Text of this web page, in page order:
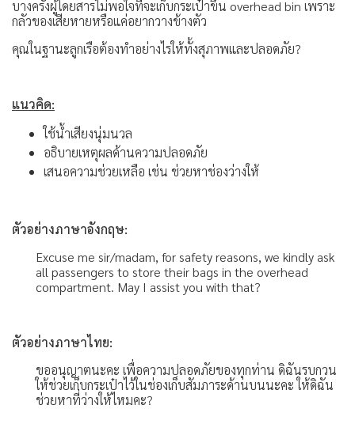
บางครั้งผู้โดยสารไม่พอใจที่จะเก็บกระเป๋าขึ้น overhead bin เพราะ
กลัวของเสียหายหรือแค่อยากวางข้างตัว
คุณในฐานะลูกเรือต้องทำอย่างไรให้ทั้งสุภาพและปลอดภัย?
แนวคิด:
ใช้น้ำเสียงนุ่มนวล
อธิบายเหตุผลด้านความปลอดภัย
เสนอความช่วยเหลือ เช่น ช่วยหาช่องว่างให้
ตัวอย่างภาษาอังกฤษ:
Excuse me sir/madam, for safety reasons, we kindly ask
all passengers to store their bags in the overhead
compartment. May I assist you with that?
ตัวอย่างภาษาไทย:
ขออนุญาตนะคะ เพื่อความปลอดภัยของทุกท่าน ดิฉันรบกวน
ให้ช่วยเก็บกระเป๋าไว้ในช่องเก็บสัมภาระด้านบนนะคะ ให้ดิฉัน
ช่วยหาที่ว่างให้ไหมคะ?